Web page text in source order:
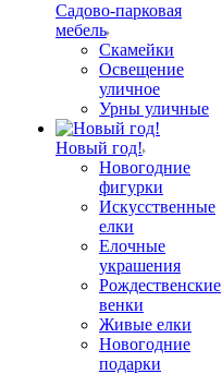
Садово-парковая
мебель
Скамейки
Освещение
уличное
Урны уличные
Новый год!
Новогодние
фигурки
Искусственные
елки
Елочные
украшения
Рождественские
венки
Живые елки
Новогодние
подарки